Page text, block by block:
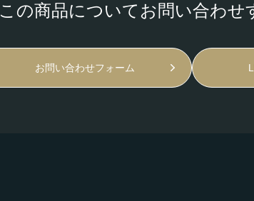
この商品についてお問い合わせ
お問い合わせフォーム